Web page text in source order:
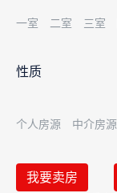
一室 二室 三室
性质
个人房源 中介房源
我要卖房